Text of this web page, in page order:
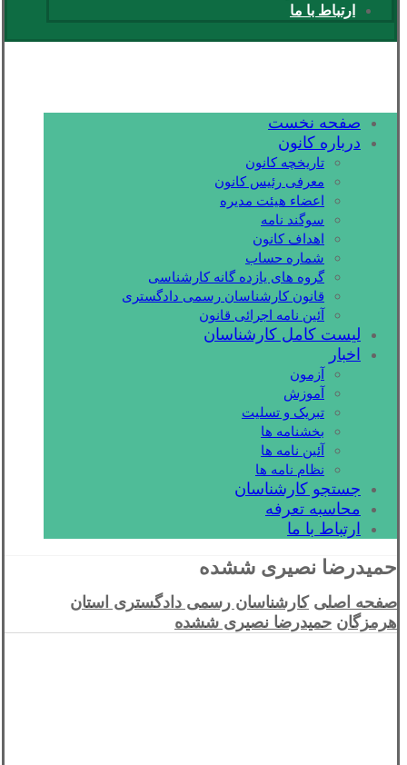
ارتباط با ما
صفحه نخست
درباره کانون
تاریخچه کانون
معرفی رئیس کانون
اعضاء هیئت مدیره
سوگند نامه
اهداف کانون
شماره حساب
گروه های یازده گانه کارشناسی
قانون کارشناسان رسمی دادگستری
آئین نامه اجرائی قانون
لیست کامل کارشناسان
اخبار
آزمون
آموزش
تبریک و تسلیت
بخشنامه ها
آئین نامه ها
نظام نامه ها
جستجو کارشناسان
محاسبه تعرفه
ارتباط با ما
حمیدرضا نصیری ششده
صفحه اصلی کارشناسان رسمی دادگستری استان
هرمزگان حمیدرضا نصیری ششده